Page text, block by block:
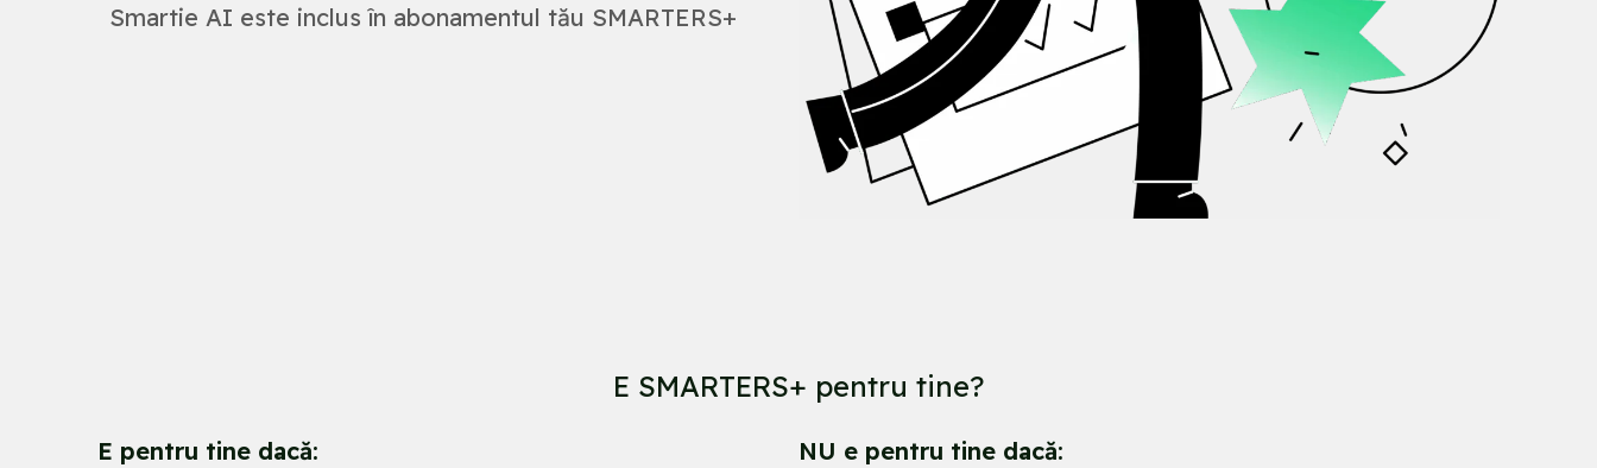
Smartie AI este inclus în abonamentul tău SMARTERS+
E SMARTERS+ pentru tine?
E pentru tine dacă: NU e pentru tine dacă: